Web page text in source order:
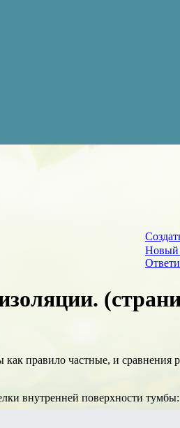
Новый
правило частные, и сравнения
внутренней поверхности тумбы: